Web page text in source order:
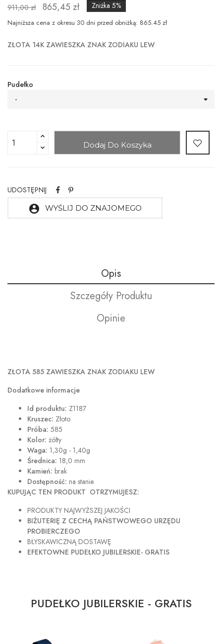
911,00 zł 865,45 zł Zniżka 5%
Najniższa cena z okresu 30 dni przed obniżką: 865.45 zł
ZŁOTA 14K ZAWIESZKA ZNAK ZODIAKU LEW
Pudełko
-
Dodaj Do Koszyka
UDOSTĘPNIJ
account_circle WYŚLIJ DO ZNAJOMEGO
Opis
Szczegóły Produktu
Opinie
ZŁOTA 585 ZAWIESZKA ZNAK ZODIAKU LEW
Dodatkowe informacje
Id produktu: Z1187
Kruszec: Złoto
Próba: 585
Kolor: żółty
Waga: 1,30g - 1,40g
Średnica: 18,0 mm
Kamień: brak
Dostępność: na stanie
KUPUJĄC TEN PRODUKT OTRZYMUJESZ:
PRODUKTY NAJWYŻSZEJ JAKOŚCI
BIŻUTERIĘ Z CECHĄ PAŃSTWOWEGO URZĘDU
PROBIERCZEGO
BŁYSKAWICZNĄ DOSTAWĘ
EFEKTOWNE PUDEŁKO JUBILERSKIE- GRATIS
PUDEŁKO JUBILERSKIE - GRATIS